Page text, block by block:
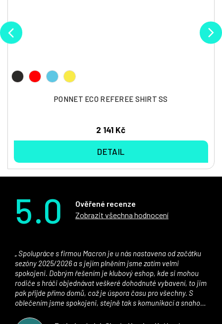
PONNET ECO REFEREE SHIRT SS
2 141 Kč
DETAIL
5.0
Ověřené recenze
Zobrazit všechna hodnocení
sezóny 2025/2026 a s jejím plněním jsme zatím velmi
spokojeni. Dobrým řešením je klubový eshop, kde si mohou
rodiče s hráči objednávat veškeré dohodnuté vybavení, to jim
pak přijde přímo domů, což je úspora času pro všechny. S
oblečením jsme spokojeni, stejně tak s komunikací a snahou